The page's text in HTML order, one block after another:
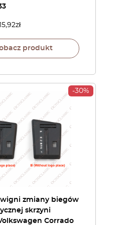
115,92zł
produkt
-30%
zmiany biegów
skrzyni
Corrado